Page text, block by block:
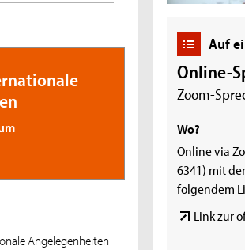
Angelegenheiten
Auf
Online-
Zoom-
Wo?
Online via
6341) mit
folgendem
Link zur